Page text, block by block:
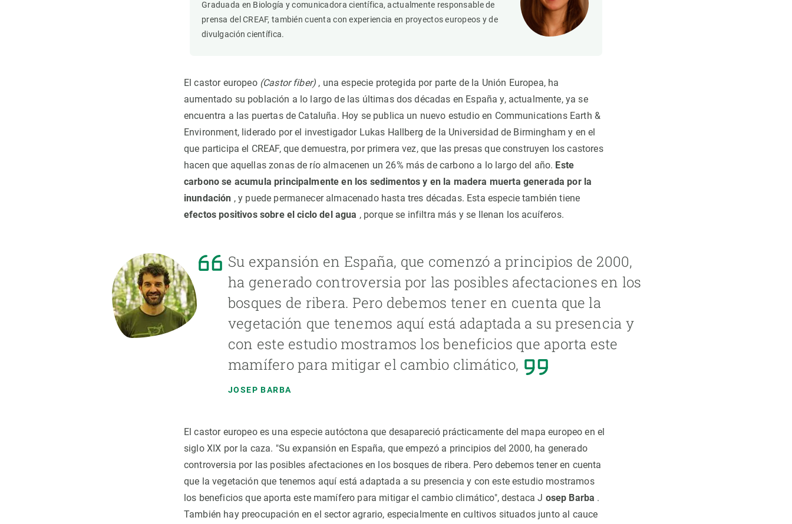
Graduada en Biología y comunicadora científica, actualmente responsable de
prensa del CREAF, también cuenta con experiencia en proyectos europeos y de
divulgación científica.
El castor europeo (Castor fiber) , una especie protegida por parte de la Unión Europea, ha
aumentado su población a lo largo de las últimas dos décadas en España y, actualmente, ya se
encuentra a las puertas de Cataluña. Hoy se publica un nuevo estudio en Communications Earth &
Environment, liderado por el investigador Lukas Hallberg de la Universidad de Birmingham y en el
que participa el CREAF, que demuestra, por primera vez, que las presas que construyen los castores
hacen que aquellas zonas de río almacenen un 26% más de carbono a lo largo del año. Este
carbono se acumula principalmente en los sedimentos y en la madera muerta generada por la
inundación , y puede permanecer almacenado hasta tres décadas. Esta especie también tiene
efectos positivos sobre el ciclo del agua , porque se infiltra más y se llenan los acuíferos.
Su expansión en España, que comenzó a principios de 2000,
ha generado controversia por las posibles afectaciones en los
bosques de ribera. Pero debemos tener en cuenta que la
vegetación que tenemos aquí está adaptada a su presencia y
con este estudio mostramos los beneficios que aporta este
mamífero para mitigar el cambio climático,
JOSEP BARBA
El castor europeo es una especie autóctona que desapareció prácticamente del mapa europeo en el
siglo XIX por la caza. "Su expansión en España, que empezó a principios del 2000, ha generado
controversia por las posibles afectaciones en los bosques de ribera. Pero debemos tener en cuenta
que la vegetación que tenemos aquí está adaptada a su presencia y con este estudio mostramos
los beneficios que aporta este mamífero para mitigar el cambio climático", destaca J osep Barba .
También hay preocupación en el sector agrario, especialmente en cultivos situados junto al cauce